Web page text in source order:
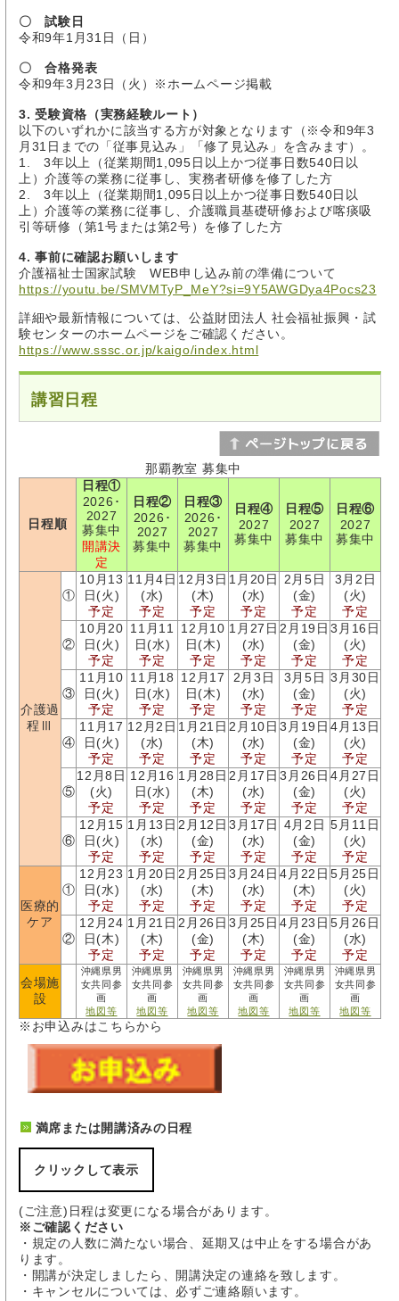
〇 試験日
令和9年1月31日（日）
〇 合格発表
令和9年3月23日（火）※ホームページ掲載
3. 受験資格（実務経験ルート）
以下のいずれかに該当する方が対象となります（※令和9年3
月31日までの「従事見込み」「修了見込み」を含みます）。
1. 3年以上（従業期間1,095日以上かつ従事日数540日以
上）介護等の業務に従事し、実務者研修を修了した方
2. 3年以上（従業期間1,095日以上かつ従事日数540日以
上）介護等の業務に従事し、介護職員基礎研修および喀痰吸
引等研修（第1号または第2号）を修了した方
4. 事前に確認お願いします
介護福祉士国家試験 WEB申し込み前の準備について
https://youtu.be/SMVMTyP_MeY?si=9Y5AWGDya4Pocs23
詳細や最新情報については、公益財団法人 社会福祉振興・試
験センターのホームページをご確認ください。
https://www.sssc.or.jp/kaigo/index.html
講習日程
那覇教室 募集中
日程順
日程①
2026･
2027
募集中
開講決
定
日程②
2026･
2027
募集中
日程③
2026･
2027
募集中
日程④
2027
募集中
日程⑤
2027
募集中
日程⑥
2027
募集中
介護過
程Ⅲ
①
10月13
日(火)
予定
11月4日
(水)
予定
12月3日
(木)
予定
1月20日
(水)
予定
2月5日
(金)
予定
3月2日
(火)
予定
②
10月20
日(火)
予定
11月11
日(水)
予定
12月10
日(木)
予定
1月27日
(水)
予定
2月19日
(金)
予定
3月16日
(火)
予定
③
11月10
日(火)
予定
11月18
日(水)
予定
12月17
日(木)
予定
2月3日
(水)
予定
3月5日
(金)
予定
3月30日
(火)
予定
④
11月17
日(火)
予定
12月2日
(水)
予定
1月21日
(木)
予定
2月10日
(水)
予定
3月19日
(金)
予定
4月13日
(火)
予定
⑤
12月8日
(火)
予定
12月16
日(水)
予定
1月28日
(木)
予定
2月17日
(水)
予定
3月26日
(金)
予定
4月27日
(火)
予定
⑥
12月15
日(火)
予定
1月13日
(水)
予定
2月12日
(金)
予定
3月17日
(水)
予定
4月2日
(金)
予定
5月11日
(火)
予定
医療的
ケア
①
12月23
日(水)
予定
1月20日
(水)
予定
2月25日
(木)
予定
3月24日
(水)
予定
4月22日
(木)
予定
5月25日
(火)
予定
②
12月24
日(木)
予定
1月21日
(木)
予定
2月26日
(金)
予定
3月25日
(木)
予定
4月23日
(金)
予定
5月26日
(水)
予定
会場施
設
沖縄県男
女共同参
画
地図等
沖縄県男
女共同参
画
地図等
沖縄県男
女共同参
画
地図等
沖縄県男
女共同参
画
地図等
沖縄県男
女共同参
画
地図等
沖縄県男
女共同参
画
地図等
※お申込みはこちらから
満席または開講済みの日程
クリックして表示
(ご注意)日程は変更になる場合があります。
※ご確認ください
・規定の人数に満たない場合、延期又は中止をする場合があ
ります。
・開講が決定しましたら、開講決定の連絡を致します。
・キャンセルについては、必ずご連絡願います。